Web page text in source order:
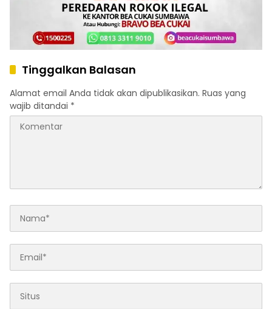
Tinggalkan Balasan
Alamat email Anda tidak akan dipublikasikan. Ruas yang
wajib ditandai *